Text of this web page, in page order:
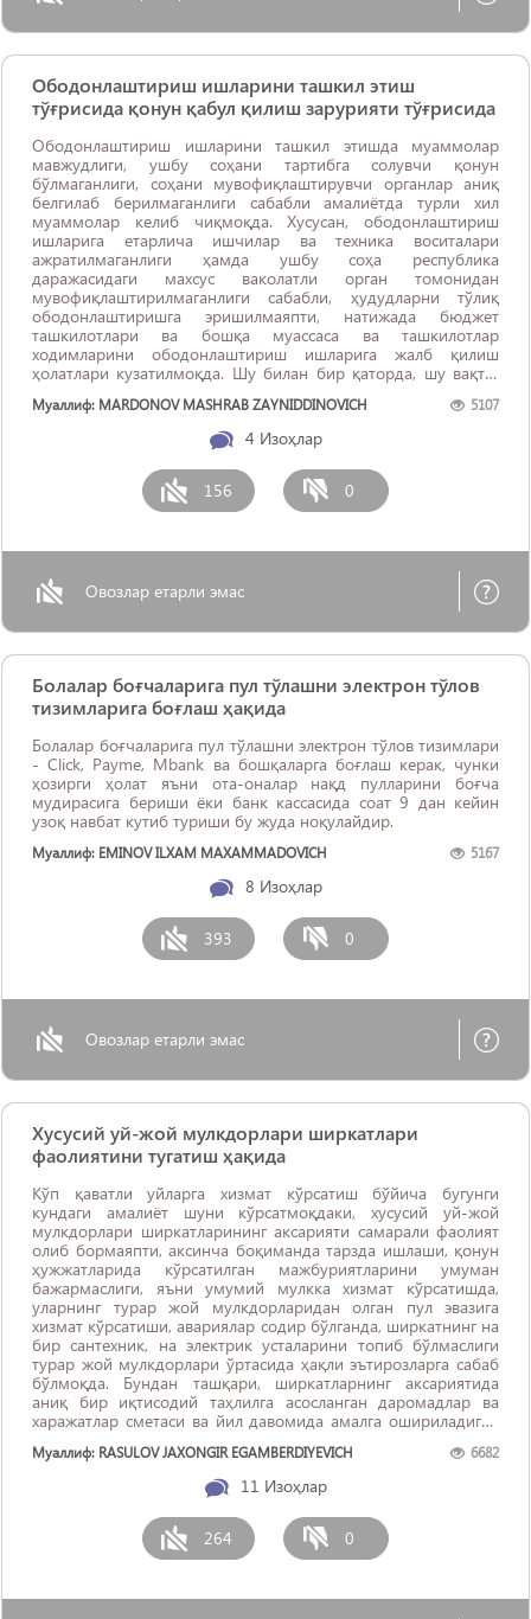
Ободонлаштириш ишларини ташкил этиш
тўғрисида қонун қабул қилиш зарурияти тўғрисида
Ободонлаштириш ишларини ташкил этишда муаммолар
мавжудлиги, ушбу соҳани тартибга солувчи қонун
бўлмаганлиги, соҳани мувофиқлаштирувчи органлар аниқ
белгилаб берилмаганлиги сабабли амалиётда турли хил
муаммолар келиб чиқмоқда. Хусусан, ободонлаштириш
ишларига етарлича ишчилар ва техника воситалари
ажратилмаганлиги ҳамда ушбу соҳа республика
даражасидаги махсус ваколатли орган томонидан
мувофиқлаштирилмаганлиги сабабли, ҳудудларни тўлиқ
ободонлаштиришга эришилмаяпти, натижада бюджет
ташкилотлари ва бошқа муассаса ва ташкилотлар
ходимларини ободонлаштириш ишларига жалб қилиш
ҳолатлари кузатилмоқда. Шу билан бир қаторда, шу вақтга
ваколатлари, ободонлаштириш соҳасидаги қонун бузилиш
ҳолатлари учун жавобгарлик масалалари ва бошқа ...
Муаллиф: MARDONOV MASHRAB ZAYNIDDINOVICH 5107
4 Изоҳлар
156 0
Овозлар етарли эмас
Болалар боғчаларига пул тўлашни электрон тўлов
тизимларига боғлаш ҳақида
Болалар боғчаларига пул тўлашни электрон тўлов тизимлари
- Click, Payme, Мbank ва бошқаларга боғлаш керак, чунки
ҳозирги ҳолат яъни ота-оналар нақд пулларини боғча
мудирасига бериши ёки банк кассасида соат 9 дан кейин
узоқ навбат кутиб туриши бу жуда ноқулайдир.
Муаллиф: EMINOV ILXAM MAXAMMADOVICH 5167
8 Изоҳлар
393 0
Овозлар етарли эмас
Хусусий уй-жой мулкдорлари ширкатлари
фаолиятини тугатиш ҳақида
Кўп қаватли уйларга хизмат кўрсатиш бўйича бугунги
кундаги амалиёт шуни кўрсатмоқдаки, хусусий уй-жой
мулкдорлари ширкатларининг аксарияти самарали фаолият
олиб бормаяпти, аксинча боқиманда тарзда ишлаши, қонун
ҳужжатларида кўрсатилган мажбуриятларини умуман
бажармаслиги, яъни умумий мулкка хизмат кўрсатишда,
уларнинг турар жой мулкдорларидан олган пул эвазига
хизмат кўрсатиши, авариялар содир бўлганда, ширкатнинг на
бир сантехник, на электрик усталарини топиб бўлмаслиги
турар жой мулкдорлари ўртасида ҳақли эътирозларга сабаб
бўлмоқда. Бундан ташқари, ширкатларнинг аксариятида
аниқ бир иқтисодий таҳлилга асосланган даромадлар ва
харажатлар сметаси ва йил давомида амалга ошириладиган
Муаллиф: RASULOV JAXONGIR EGAMBERDIYEVICH 6682
11 Изоҳлар
264 0